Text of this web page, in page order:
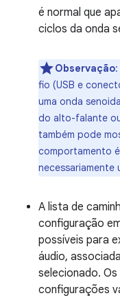
é normal que
ciclos da onda
Observação:
fio (USB e
uma onda
do alto-falante
também pode
comportamento
necessariamente
A lista de
configuração
possíveis para
áudio,
selecionado.
configurações